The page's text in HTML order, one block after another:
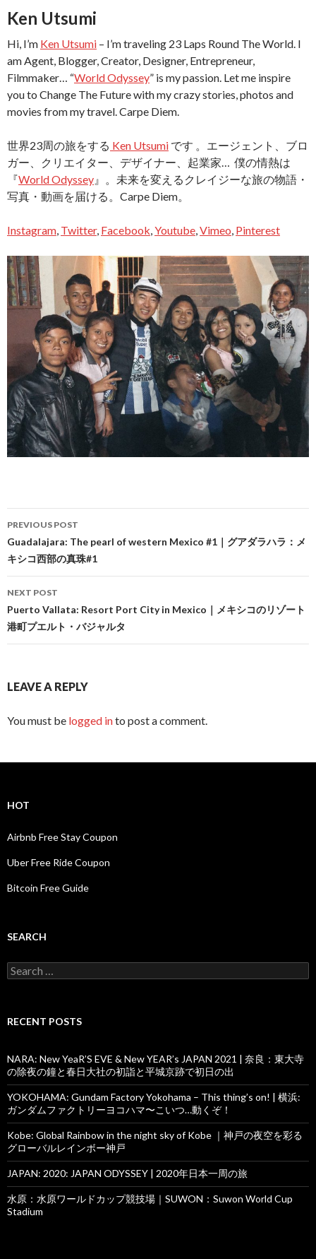
Ken Utsumi
Hi, I’m Ken Utsumi – I’m traveling 23 Laps Round The World. I
am Agent, Blogger, Creator, Designer, Entrepreneur,
Filmmaker… “World Odyssey” is my passion. Let me inspire
you to Change The Future with my crazy stories, photos and
movies from my travel. Carpe Diem.
世界23周の旅をする Ken Utsumi です 。エージェント、ブロ
ガー、クリエイター、デザイナー、起業家… 僕の情熱は
『World Odyssey 』。未来を変えるクレイジーな旅の物語・
写真・動画を届ける。Carpe Diem。
Instagram Twitter, Facebook Youtube Vimeo Pinterest
Post
navigation
PREVIOUS POST
Guadalajara: The pearl of western Mexico #1｜グアダラハラ：メ
キシコ西部の真珠#1
NEXT POST
Puerto Vallata: Resort Port City in Mexico｜メキシコのリゾート
港町プエルト・バジャルタ
LEAVE A REPLY
You must be logged into post a comment.
HOT
Airbnb Free Stay Coupon
Uber Free Ride Coupon
Bitcoin Free Guide
SEARCH
Search
for:
RECENT POSTS
NARA: New YeaR’S EVE & New YEAR’s JAPAN 2021 | 奈良：東大寺
の除夜の鐘と春日大社の初詣と平城京跡で初日の出
YOKOHAMA: Gundam Factory Yokohama – This thing’s on! | 横浜:
ガンダムファクトリーヨコハマ〜こいつ…動くぞ！
Kobe: Global Rainbow in the night sky of Kobe ｜神戸の夜空を彩る
グローバルレインボー神戸
JAPAN: 2020: JAPAN ODYSSEY | 2020年日本一周の旅
水原：水原ワールドカップ競技場｜SUWON：Suwon World Cup
Stadium